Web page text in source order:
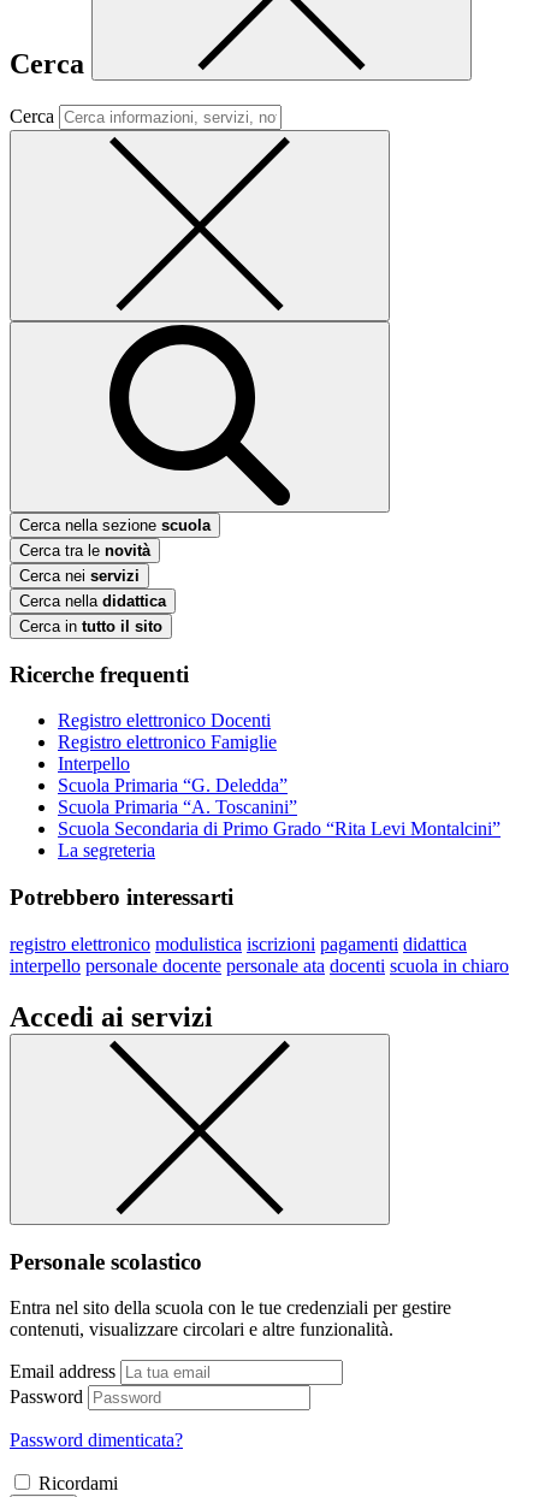
Cerca
Cerca
Cerca nella sezione scuola
Cerca tra le novità
Cerca nei servizi
Cerca nella didattica
Cerca in tutto il sito
Ricerche frequenti
Registro elettronico Docenti
Registro elettronico Famiglie
Interpello
Scuola Primaria “G. Deledda”
Scuola Primaria “A. Toscanini”
Scuola Secondaria di Primo Grado “Rita Levi Montalcini”
La segreteria
Potrebbero interessarti
registro elettronico modulistica iscrizioni pagamenti didattica
interpello personale docente personale ata docenti scuola in chiaro
Accedi ai servizi
Personale scolastico
Entra nel sito della scuola con le tue credenziali per gestire
contenuti, visualizzare circolari e altre funzionalità.
Email address
Password
Password dimenticata?
Ricordami